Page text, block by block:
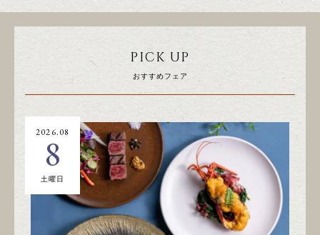
PICK UP
おすすめフェア
2026.08
8
土曜日